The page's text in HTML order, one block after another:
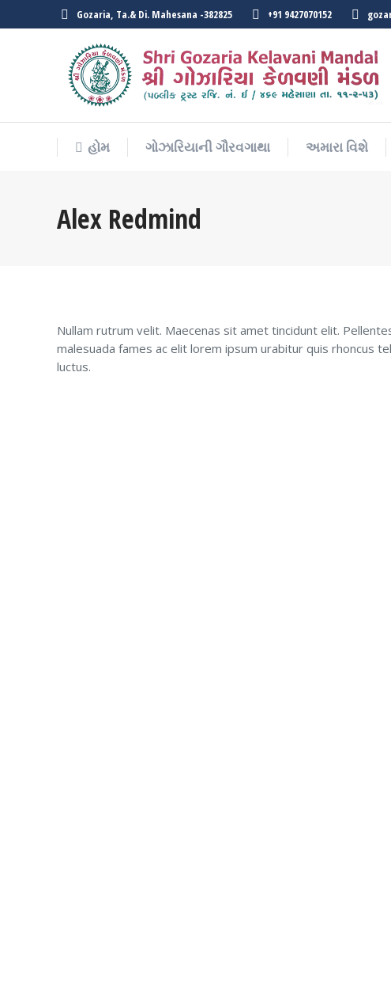
Gozaria, Ta.& Di. Mahesana -382825 +91 9427070152
હોમ ગોઝારિયાની ગૌરવગાથા અમારા વિશે
Alex Redmind
Nullam rutrum velit. Maecenas sit amet tincidunt elit.
malesuada fames ac elit lorem ipsum urabitur quis rhoncus
luctus.
હોમ ગોઝારિયાની ગૌરવગાથા અમારા વિશે